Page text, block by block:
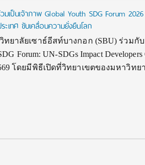
มเป็นเจ้าภาพ Global Youth SDG Forum
เทศ ขับเคลื่อนความยั่งยืนโลก
าลัยเซาธ์อีสท์บางกอก (SBU) ร่วมกับ
Forum: UN-SDGs Impact
โดยมีพิธีเปิดที่วิทยาเขตของมหาวิท